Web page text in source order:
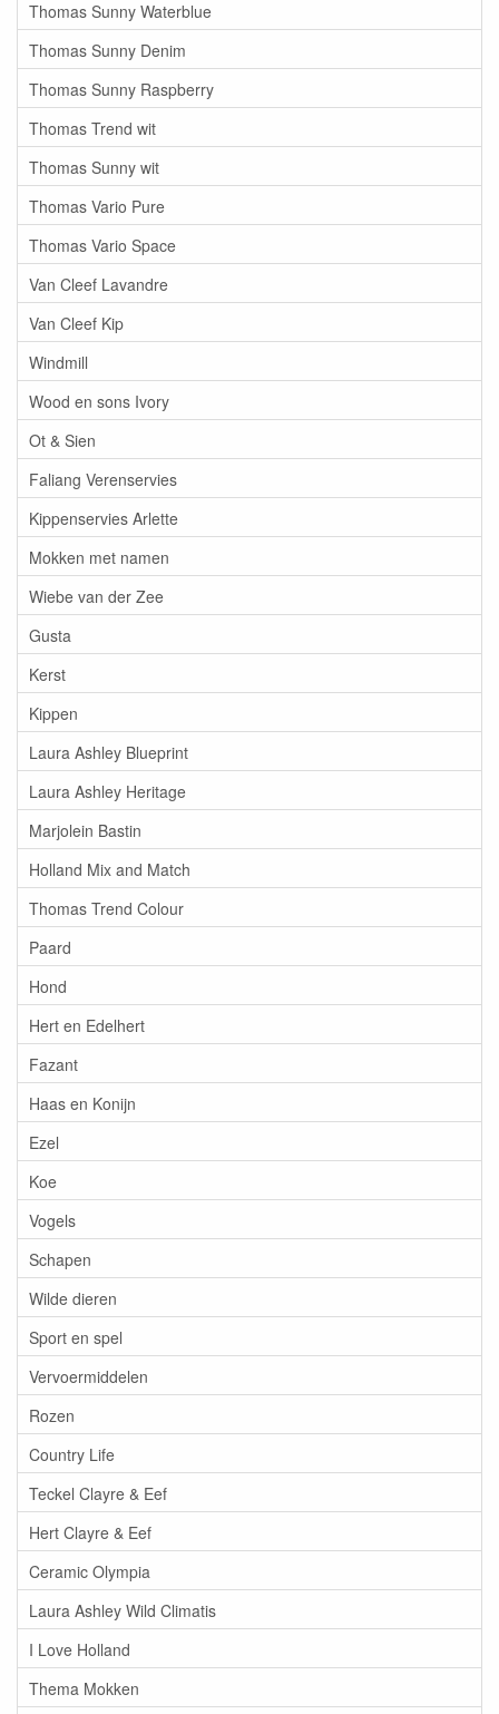
Thomas Sunny Waterblue
Thomas Sunny Denim
Thomas Sunny Raspberry
Thomas Trend wit
Thomas Sunny wit
Thomas Vario Pure
Thomas Vario Space
Van Cleef Lavandre
Van Cleef Kip
Windmill
Wood en sons Ivory
Ot & Sien
Faliang Verenservies
Kippenservies Arlette
Mokken met namen
Wiebe van der Zee
Gusta
Kerst
Kippen
Laura Ashley Blueprint
Laura Ashley Heritage
Marjolein Bastin
Holland Mix and Match
Thomas Trend Colour
Paard
Hond
Hert en Edelhert
Fazant
Haas en Konijn
Ezel
Koe
Vogels
Schapen
Wilde dieren
Sport en spel
Vervoermiddelen
Rozen
Country Life
Teckel Clayre & Eef
Hert Clayre & Eef
Ceramic Olympia
Laura Ashley Wild Climatis
I Love Holland
Thema Mokken